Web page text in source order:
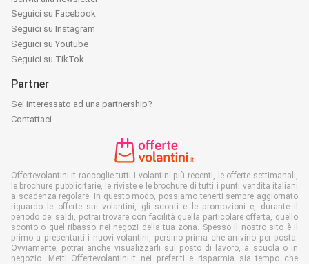
Seguici su Facebook
Seguici su Instagram
Seguici su Youtube
Seguici su TikTok
Partner
Sei interessato ad una partnership?
Contattaci
Offertevolantini.it raccoglie tutti i volantini più recenti, le offerte settimanali,
le brochure pubblicitarie, le riviste e le brochure di tutti i punti vendita italiani
a scadenza regolare. In questo modo, possiamo tenerti sempre aggiornato
riguardo le offerte sui volantini, gli sconti e le promozioni e, durante il
periodo dei saldi, potrai trovare con facilità quella particolare offerta, quello
sconto o quel ribasso nei negozi della tua zona. Spesso il nostro sito è il
primo a presentarti i nuovi volantini, persino prima che arrivino per posta.
Ovviamente, potrai anche visualizzarli sul posto di lavoro, a scuola o in
negozio. Metti Offertevolantini.it nei preferiti e risparmia sia tempo che